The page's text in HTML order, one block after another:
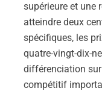
supérieure et une
atteindre deux
spécifiques, les
quatre-vingt-dix-
différenciation
compétitif